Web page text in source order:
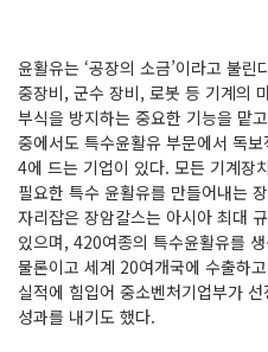
윤활유는 ‘공장의 소금’이라고 불
중장비, 군수 장비, 로봇 등 기계의
부식을 방지하는 중요한 기능을 맡
중에서도 특수윤활유 부문에서 독
4에 드는 기업이 있다. 모든 기계장
필요한 특수 윤활유를 만들어내는
자리잡은 장암칼스는 아시아 최대
있으며, 420여종의 특수윤활유를
물론이고 세계 20여개국에 수출하
실적에 힘입어 중소벤처기업부가
성과를 내기도 했다.